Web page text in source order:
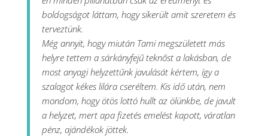
boldogságot láttam, hogy sikerült amit szeretem és
terveztünk.
Még annyit, hogy miután Tami megszületett más
helyre tettem a sárkányfejű teknőst a lakásban, de
most anyagi helyzettűnk javulását kértem, így a
szalagot kékes lilára cseréltem. Kis idő után, nem
mondom, hogy ötös lottó hullt az ölünkbe, de javult
a helyzet, mert apa fizetés emelést kapott, váratlan
pénz, ajándékok jöttek.